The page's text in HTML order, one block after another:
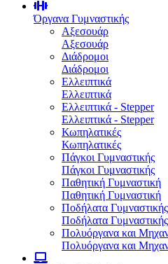
Όργανα Γυμναστικής
Αξεσουάρ
Αξεσουάρ
Διάδρομοι
Διάδρομοι
Ελλειπτικά
Ελλειπτικά
Ελλειπτικά - Stepper
Ελλειπτικά - Stepper
Κωπηλατικές
Κωπηλατικές
Πάγκοι Γυμναστικής
Πάγκοι Γυμναστικής
Παθητική Γυμναστική
Παθητική Γυμναστική
Ποδήλατα Γυμναστικής
Ποδήλατα Γυμναστικής
Πολυόργανα και
Πολυόργανα και